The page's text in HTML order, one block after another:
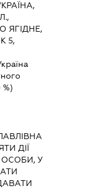
ЯГІДНЕ,
5,
%)
ДІЇ
ОСОБИ, У